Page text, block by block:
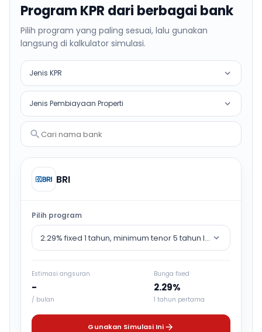
Program KPR dari berbagai bank
Pilih program yang paling sesuai, lalu gunakan
langsung di kalkulator simulasi.
Jenis KPR
Jenis Pembiayaan Properti
Cari nama bank
BRI
Pilih program
2.29% fixed 1 tahun, minimum tenor 5 tahun lalu counter
Estimasi angsuran
-
/ bulan
Bunga fixed
2.29%
1 tahun pertama
Gunakan Simulasi Ini